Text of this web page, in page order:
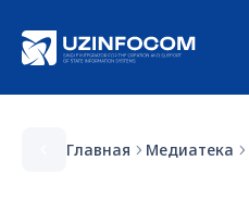
Главная Медиатека